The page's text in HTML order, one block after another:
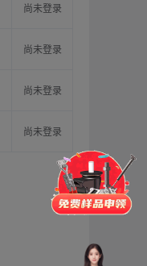
尚未登录
尚未登录
尚未登录
尚未登录
门锁铰链拉手
脚轮
支撑更多
立即申领